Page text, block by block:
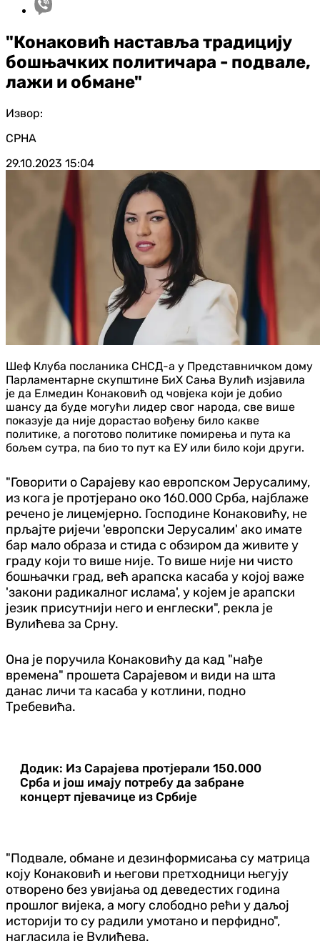
"Конаковић наставља традицију
бошњачких политичара - подвале,
лажи и обмане"
Извор:
СРНА
29.10.2023 15:04
Шеф Клуба посланика СНСД-а у Представничком дому
Парламентарне скупштине БиХ Сања Вулић изјавила
је да Елмедин Конаковић од човјека који је добио
шансу да буде могући лидер свог народа, све више
показује да није дорастао вођењу било какве
политике, а поготово политике помирења и пута ка
бољем сутра, па био то пут ка ЕУ или било који други.
"Говорити о Сарајеву као европском Јерусалиму,
из кога је протјерано око 160.000 Срба, најблаже
речено је лицемјерно. Господине Конаковићу, не
прљајте ријечи 'европски Јерусалим' ако имате
бар мало образа и стида с обзиром да живите у
граду који то више није. То више није ни чисто
бошњачки град, већ арапска касаба у којој важе
'закони радикалног ислама', у којем је арапски
језик присутнији него и енглески", рекла је
Вулићева за Срну.
Она је поручила Конаковићу да кад "нађе
времена" прошета Сарајевом и види на шта
данас личи та касаба у котлини, подно
Требевића.
Додик: Из Сарајева протјерали 150.000
Срба и још имају потребу да забране
концерт пјевачице из Србије
"Подвале, обмане и дезинформисања су матрица
коју Конаковић и његови претходници његују
отворено без увијања од деведестих година
прошлог вијека, а могу слободно рећи у даљој
историји то су радили умотано и перфидно",
нагласила је Вулићева.